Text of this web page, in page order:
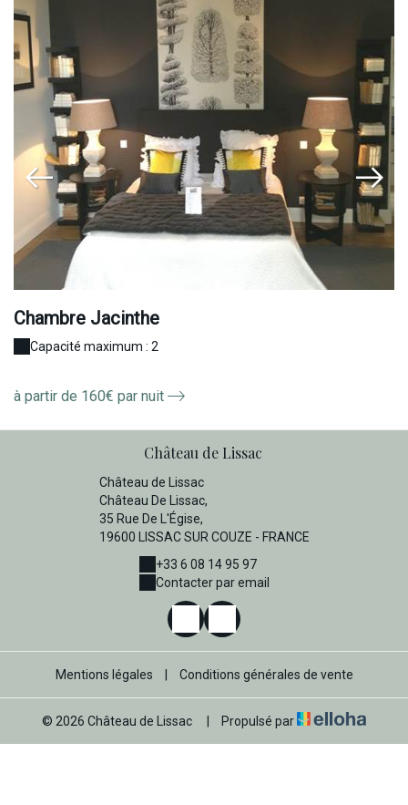
Chambre Jacinthe
Capacité maximum : 2
à partir de 160€ par nuit
Château de Lissac
Château de Lissac
Château De Lissac,
35 Rue De L'Égise,
19600 LISSAC SUR COUZE - FRANCE
+33 6 08 14 95 97
Contacter par email
Mentions légales Conditions générales de vente
© 2026 Château de Lissac Propulsé par